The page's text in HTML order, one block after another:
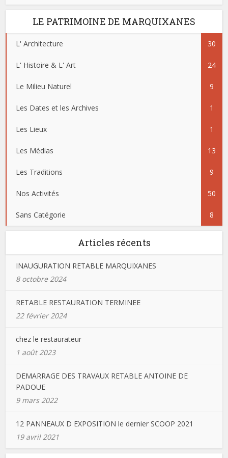
LE PATRIMOINE DE MARQUIXANES
L' Architecture 30
L' Histoire & L' Art 24
Le Milieu Naturel 9
Les Dates et les Archives 1
Les Lieux 1
Les Médias 13
Les Traditions 9
Nos Activités 50
Sans Catégorie 8
Articles récents
INAUGURATION RETABLE MARQUIXANES
8 octobre 2024
RETABLE RESTAURATION TERMINEE
22 février 2024
chez le restaurateur
1 août 2023
DEMARRAGE DES TRAVAUX RETABLE ANTOINE DE
PADOUE
9 mars 2022
12 PANNEAUX D EXPOSITION le dernier SCOOP 2021
19 avril 2021